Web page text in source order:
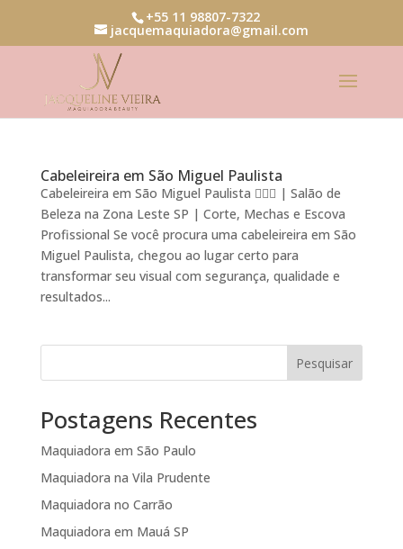
+55 11 98807-7322
jacquemaquiadora@gmail.com
Cabeleireira em São Miguel Paulista
Cabeleireira em São Miguel Paulista 💇‍♀️✨ | Salão de
Beleza na Zona Leste SP | Corte, Mechas e Escova
Profissional Se você procura uma cabeleireira em São
Miguel Paulista, chegou ao lugar certo para
transformar seu visual com segurança, qualidade e
resultados...
Pesquisar
Postagens Recentes
Maquiadora em São Paulo
Maquiadora na Vila Prudente
Maquiadora no Carrão
Maquiadora em Mauá SP